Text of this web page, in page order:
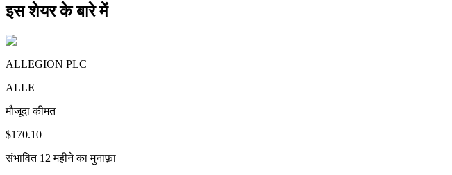
इस शेयर के बारे में
ALLEGION PLC
ALLE
मौजूदा कीमत
$170.10
संभावित 12 महीने का मुनाफ़ा